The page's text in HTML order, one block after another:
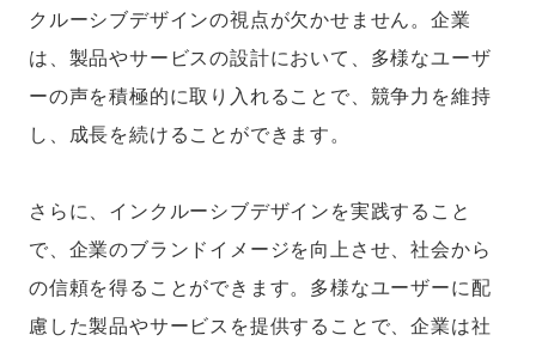
クルーシブデザインの視点が欠かせません。企業
は、製品やサービスの設計において、多様なユーザ
ーの声を積極的に取り入れることで、競争力を維持
し、成長を続けることができます。
さらに、インクルーシブデザインを実践すること
で、企業のブランドイメージを向上させ、社会から
の信頼を得ることができます。多様なユーザーに配
慮した製品やサービスを提供することで、企業は社